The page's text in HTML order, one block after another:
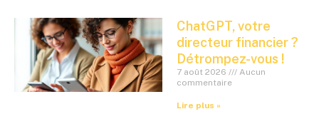
ChatGPT, votre
directeur financier ?
Détrompez-vous !
7 août 2026
Aucun
commentaire
Lire plus »